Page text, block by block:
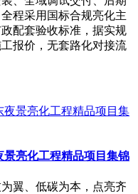
程采用国标合规亮化主
配套验收标准，据实规
报价，无套路化对接流
亮化工程精品项目集锦
翼、低碳为本，点亮齐